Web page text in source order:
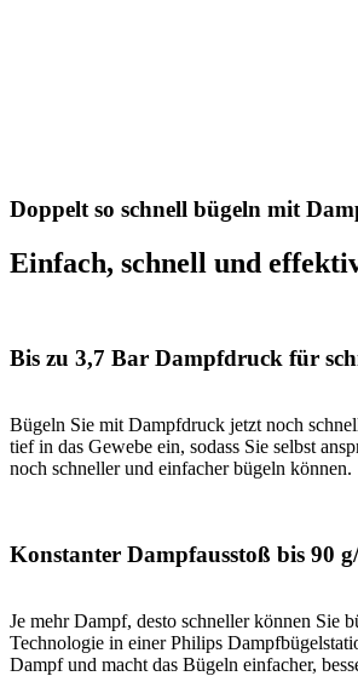
Doppelt so schnell bügeln mit
Einfach, schnell und
Bis zu 3,7 Bar Dampfdruck für
Bügeln Sie mit Dampfdruck jetzt noch
tief in das Gewebe ein, sodass Sie selbst
noch schneller und einfacher bügeln können.
Konstanter Dampfausstoß bis 90
Je mehr Dampf, desto schneller können Sie
Technologie in einer Philips
Dampf und macht das Bügeln einfacher,